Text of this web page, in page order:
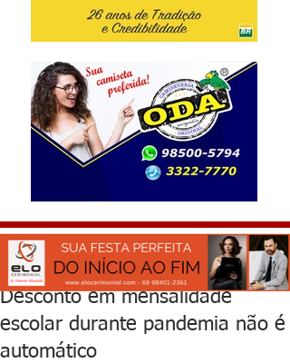
Desconto em mensalidade
escolar durante pandemia não é
automático